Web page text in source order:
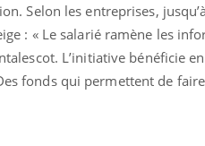
Selon les entreprises,
: « Le salarié ramène les
L’initiative bénéficie
fonds qui permettent de